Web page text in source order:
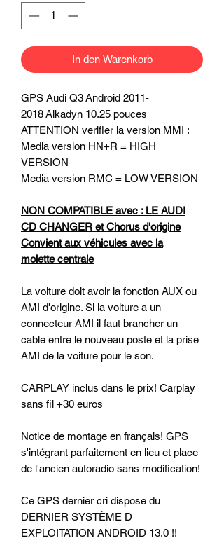
In den Warenkorb
GPS Audi Q3 Android 2011-
2018 Alkadyn 10.25 pouces
ATTENTION verifier la version MMI :
Media version HN+R = HIGH
VERSION
Media version RMC = LOW VERSION
NON COMPATIBLE avec : LE AUDI
CD CHANGER et Chorus d'origine
Convient aux véhicules avec la
molette centrale
La voiture doit avoir la fonction AUX ou
AMI d'origine. Si la voiture a un
connecteur AMI il faut brancher un
cable entre le nouveau poste et la prise
AMI de la voiture pour le son.
CARPLAY inclus dans le prix! Carplay
sans fil +30 euros
Notice de montage en français! GPS
s'intégrant parfaitement en lieu et place
de l'ancien autoradio sans modification!
Ce GPS dernier cri dispose du
DERNIER SYSTÈME D
EXPLOITATION ANDROID 13.0 !!